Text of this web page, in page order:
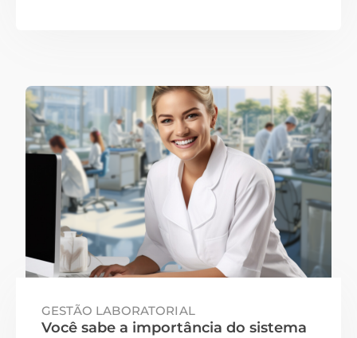
GESTÃO LABORATORIAL
Você sabe a importância do sistema